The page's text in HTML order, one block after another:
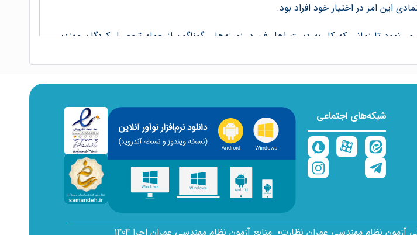
اين امر در اختيار خود افراد بود.
تا زمانی که کار به دست اهل فن در زمينه‌های گوناگون از جمله تحصيل کردگان مهندسی
تاريخ، فرهنگ، جامعه‌شناسی و روانشناسی نيازمند است. با مشاهده بناهای قديمی ايران
گذشتگانمان افتخار کرد و سعی نمود با تلفيق زحمات پيشينيان و سيستم‌های ساخت و مصالح
خلاقانه و بهينه در همه زمينه‌ها می شود. يکی از مهمترين کارها در فعاليت‌های فنی
شبکه‌های اجتماعی